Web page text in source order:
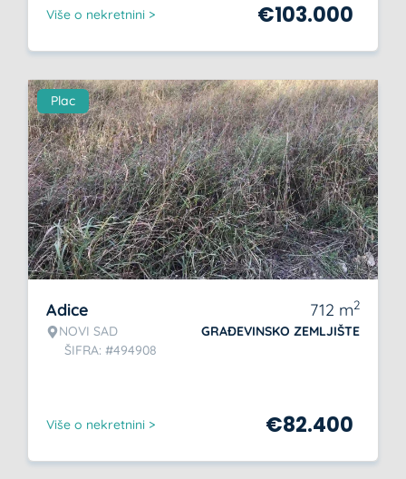
Više o nekretnini > €103.000
Plac
Adice
NOVI SAD
ŠIFRA: #494908
712 m2
GRAĐEVINSKO ZEMLJIŠTE
Više o nekretnini > €82.400